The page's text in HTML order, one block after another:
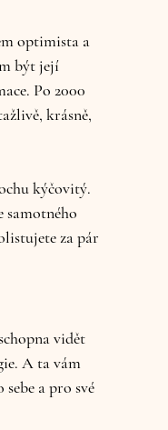
optimista a
být její
Po 2000
krásně,
kýčovitý.
samotného
za pár
vidět
A ta vám
a pro své